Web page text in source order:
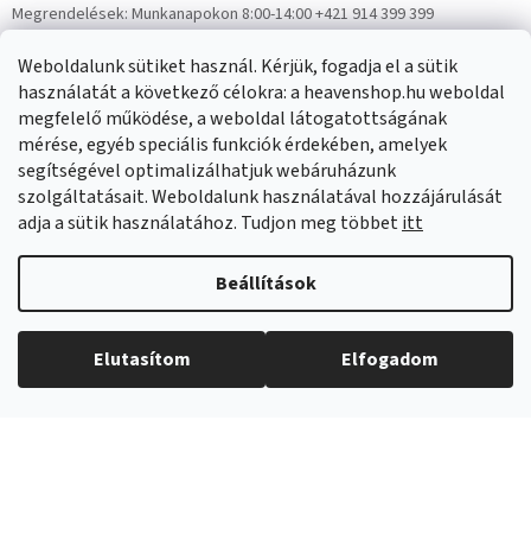
Weboldalunk sütiket használ. Kérjük, fogadja el a sütik
használatát a következő célokra: a heavenshop.hu weboldal
megfelelő működése, a weboldal látogatottságának
mérése, egyéb speciális funkciók érdekében, amelyek
segítségével optimalizálhatjuk webáruházunk
szolgáltatásait. Weboldalunk használatával hozzájárulását
adja a sütik használatához. Tudjon meg többetitt
Beállítások
Elutasítom Elfogadom
Megrendelések:Munkanapokon 8:00-14:00 +421 914 399 399
FacebookHeavenShop.sk
Eredményeink